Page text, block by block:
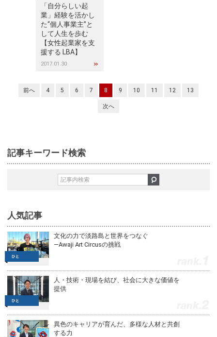
「自分らしい起
業」経験を活かし
た“個人事業主”と
して人生を歩む
【女性起業家を支
援する LBA】
2017.01.30
前へ 4 5 6 7 8 9 10 11 12 13
次へ
記事キーワード検索
人気記事
文化の力で淡路島と世界をつなぐ
—Awaji Art Circusの挑戦
人・技術・現場を結び、社会に大きな価値を
提供
異色のキャリアが育んだ、多様な人材と共創
する力